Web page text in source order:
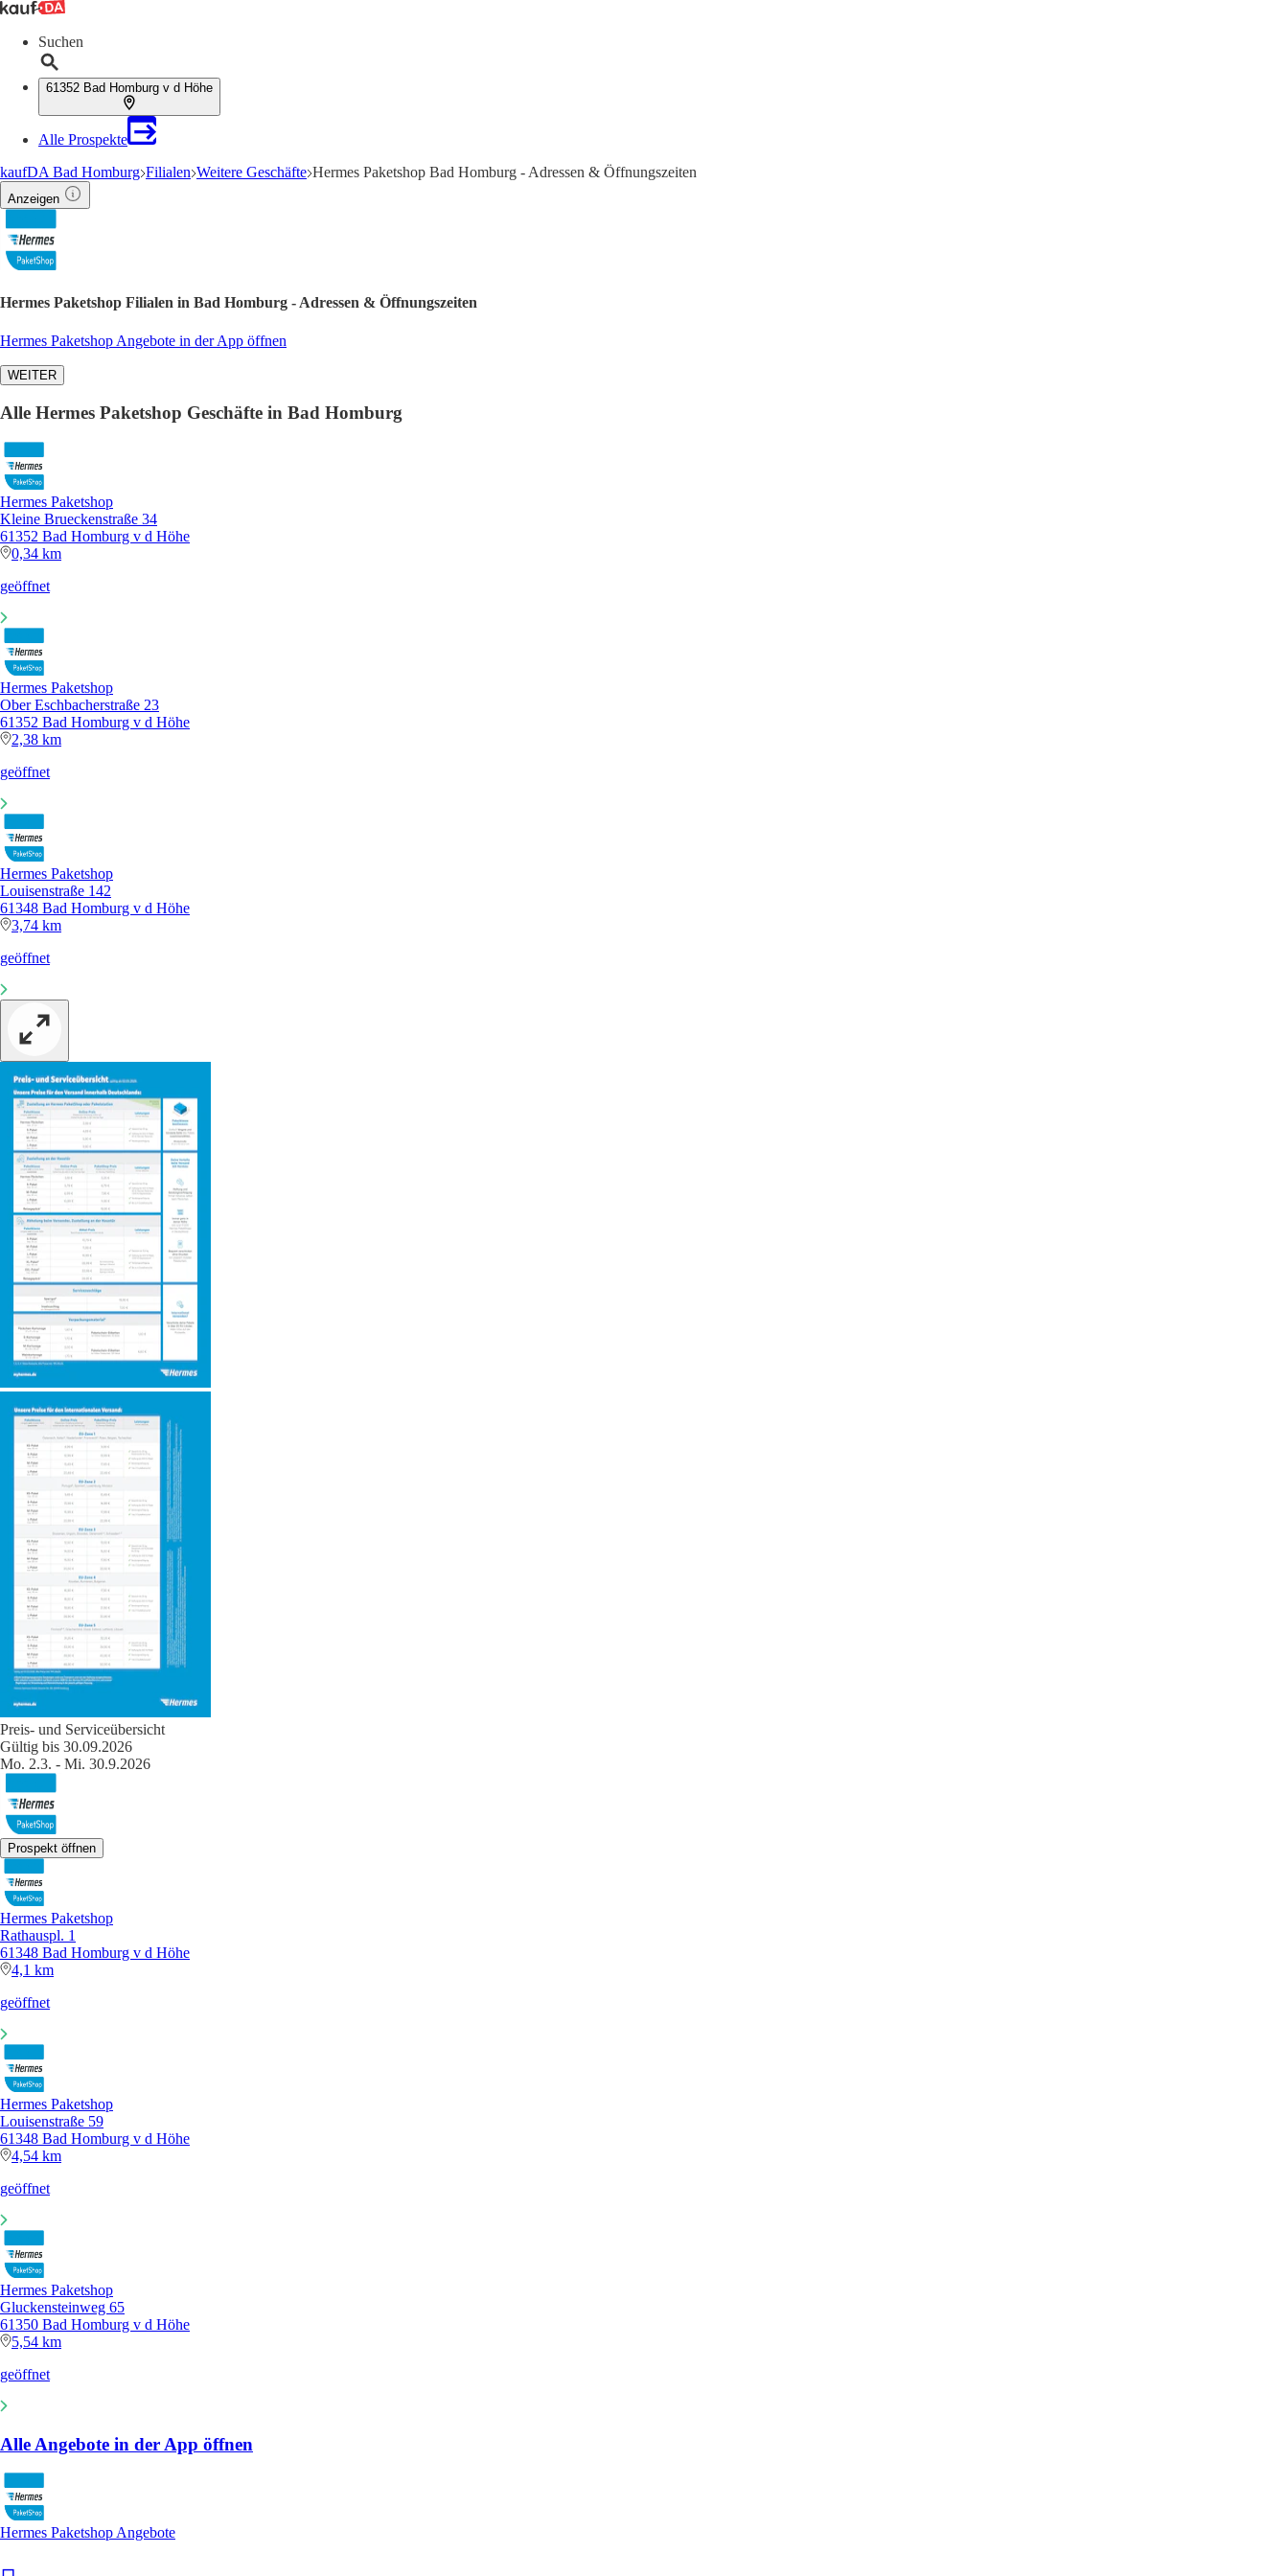
Suchen
61352 Bad Homburg v d Höhe
Alle Prospekte
kaufDA Bad Homburg Filialen Weitere Geschäfte Hermes Paketshop Bad Homburg - Adressen & Öffnungszeiten
Anzeigen
Hermes Paketshop Filialen in Bad Homburg - Adressen & Öffnungszeiten
Hermes Paketshop Angebote in der App öffnen
WEITER
Alle Hermes Paketshop Geschäfte in Bad Homburg
Hermes Paketshop
Kleine Brueckenstraße 34
61352 Bad Homburg v d Höhe
0,34 km
geöffnet
Hermes Paketshop
Ober Eschbacherstraße 23
61352 Bad Homburg v d Höhe
2,38 km
geöffnet
Hermes Paketshop
Louisenstraße 142
61348 Bad Homburg v d Höhe
3,74 km
geöffnet
Preis- und Serviceübersicht
Gültig bis 30.09.2026
Mo. 2.3. - Mi. 30.9.2026
Prospekt öffnen
Hermes Paketshop
Rathauspl. 1
61348 Bad Homburg v d Höhe
4,1 km
geöffnet
Hermes Paketshop
Louisenstraße 59
61348 Bad Homburg v d Höhe
4,54 km
geöffnet
Hermes Paketshop
Gluckensteinweg 65
61350 Bad Homburg v d Höhe
5,54 km
geöffnet
Alle Angebote in der App öffnen
Hermes Paketshop Angebote